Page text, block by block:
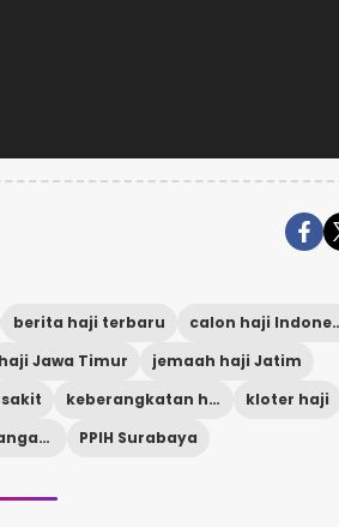
berita haji terbaru
calon
haji Jawa Timur
jemaah haji Jatim
keberangkatan haji
kloter haji
OTP penerbangan haji PPIH Surabaya